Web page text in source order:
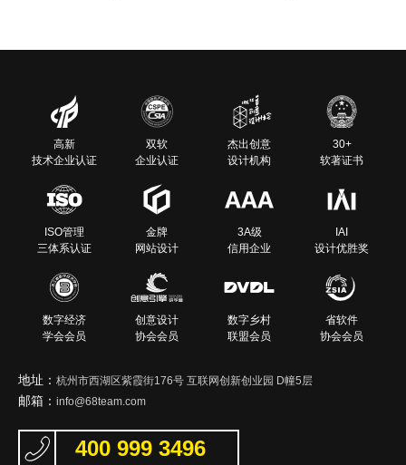
高新
技术企业认证
双软
企业认证
杰出创意
设计机构
30+
软著证书
ISO管理
三体系认证
金牌
网站设计
3A级
信用企业
IAI
设计优胜奖
数字经济
学会会员
创意设计
协会会员
数字乡村
联盟会员
省软件
协会会员
地址： 杭州市西湖区紫霞街176号 互联网创新创业园 D幢5层
邮箱： info@68team.com
400 999 3496